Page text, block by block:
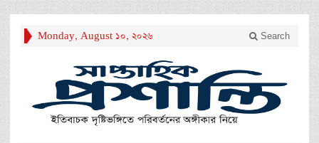
Monday, August 10, 2026 Search